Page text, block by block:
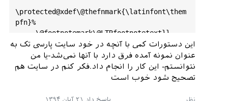
\protected@xdef\@thefnmark{\latinfont\them
pfn}%
     \
@footnotemark\@LTRfootnotetext}}
\ makeatother
%%%%%% %%% %%% %%%%%% %%% %%% %%%%%%%%%%%%
%%%
%%% %%%%%%
%%
\LTRfootnote{text}  \LTRfootnote{text}
این دستورات کمی با آنچه در خود سایت پارسی تک به
عنوان نمونه آمده فرق دارد با آنها نمی‌شد-یا من
نتوانستم- این کار را انجام داد.فکر کنم در سایت هم
تصحیح شود خوب است
پاسخ داد ۲۱ آبان ۱۳۹۴